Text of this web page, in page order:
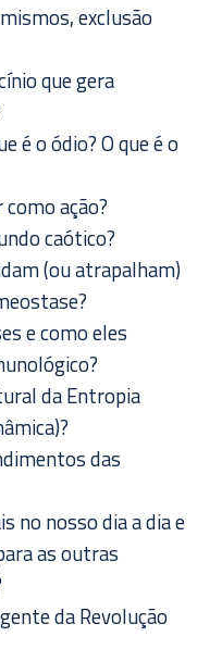
exclusão
que gera
é o ódio? O que é o
ação?​
caótico?​
(ou atrapalham)
e como eles
da Entropia
das
no nosso dia a dia e
as outras
da Revolução